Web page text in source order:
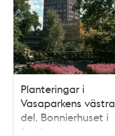
Planteringar i
Vasaparkens västra
del. Bonnierhuset i
fonden